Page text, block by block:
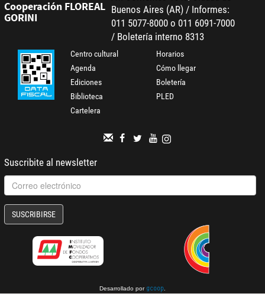
Cooperación FLOREAL
GORINI
Buenos Aires (AR) / Informes:
011 5077-8000 o 011 6091-7000
/ Boletería interno 8313
Centro cultural
Agenda
Ediciones
Biblioteca
Cartelera
Horarios
Cómo llegar
Boletería
PLED
Suscribite al newsletter
SUSCRIBIRSE
Desarrollado por gcoop